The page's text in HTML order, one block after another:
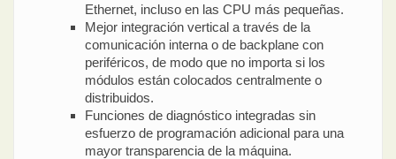
Ethernet, incluso en las CPU más pequeñas.
Mejor integración vertical a través de la
comunicación interna o de backplane con
periféricos, de modo que no importa si los
módulos están colocados centralmente o
distribuidos.
Funciones de diagnóstico integradas sin
esfuerzo de programación adicional para una
mayor transparencia de la máquina.